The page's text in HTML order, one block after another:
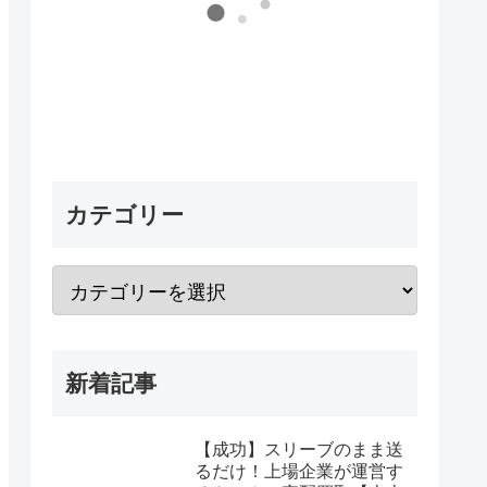
カテゴリー
新着記事
【成功】スリーブのまま送
るだけ！上場企業が運営す